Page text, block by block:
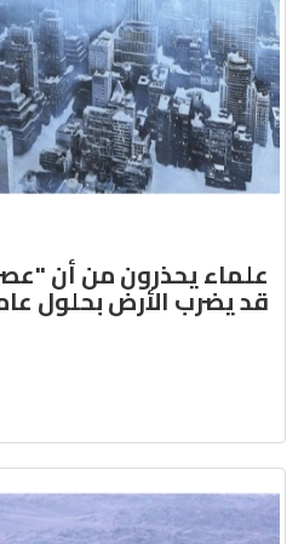
علماء يحذرون من أن
قد يضرب الأرض بحلول عام